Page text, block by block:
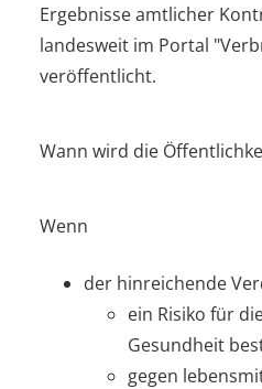
Ergebnisse amtlicher
landesweit im Portal
veröffentlicht.
Wann wird die
Wenn
der hinreichende
ein Risiko für
Gesundheit
gegen